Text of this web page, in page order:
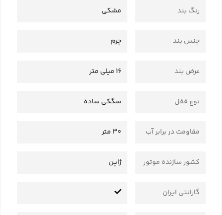
رنگ بند مشکی
جنس بند چرم
عرض بند 16 میلی متر
نوع قفل سگکی ساده
مقاومت در برابر آب 30 متر
کشور سازنده موتور ژاپن
گارانتی ایران